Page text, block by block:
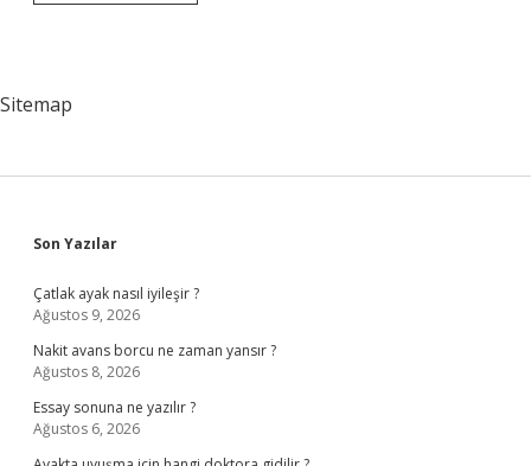
Sitemap
Sidebar
Son Yazılar
Çatlak ayak nasıl iyileşir ?
Ağustos 9, 2026
Nakit avans borcu ne zaman yansır ?
Ağustos 8, 2026
Essay sonuna ne yazılır ?
Ağustos 6, 2026